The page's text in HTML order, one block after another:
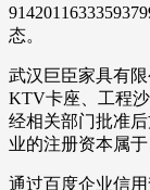
态。
武汉巨臣家具有
KTV卡座、工程
经相关部门批准
业的注册资本属于
通过百度企业信